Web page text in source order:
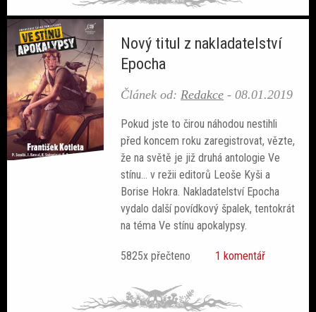
Nový titul z nakladatelství
Epocha
Článek od:Redakce -08.01.2019
Pokud jste to čirou náhodou nestihli
před koncem roku zaregistrovat, vězte,
že na světě je již druhá antologie Ve
stínu... v režii editorů Leoše Kyši a
Borise Hokra. Nakladatelství Epocha
vydalo další povídkový špalek, tentokrát
na téma Ve stínu apokalypsy.
5825x přečteno 1 komentář